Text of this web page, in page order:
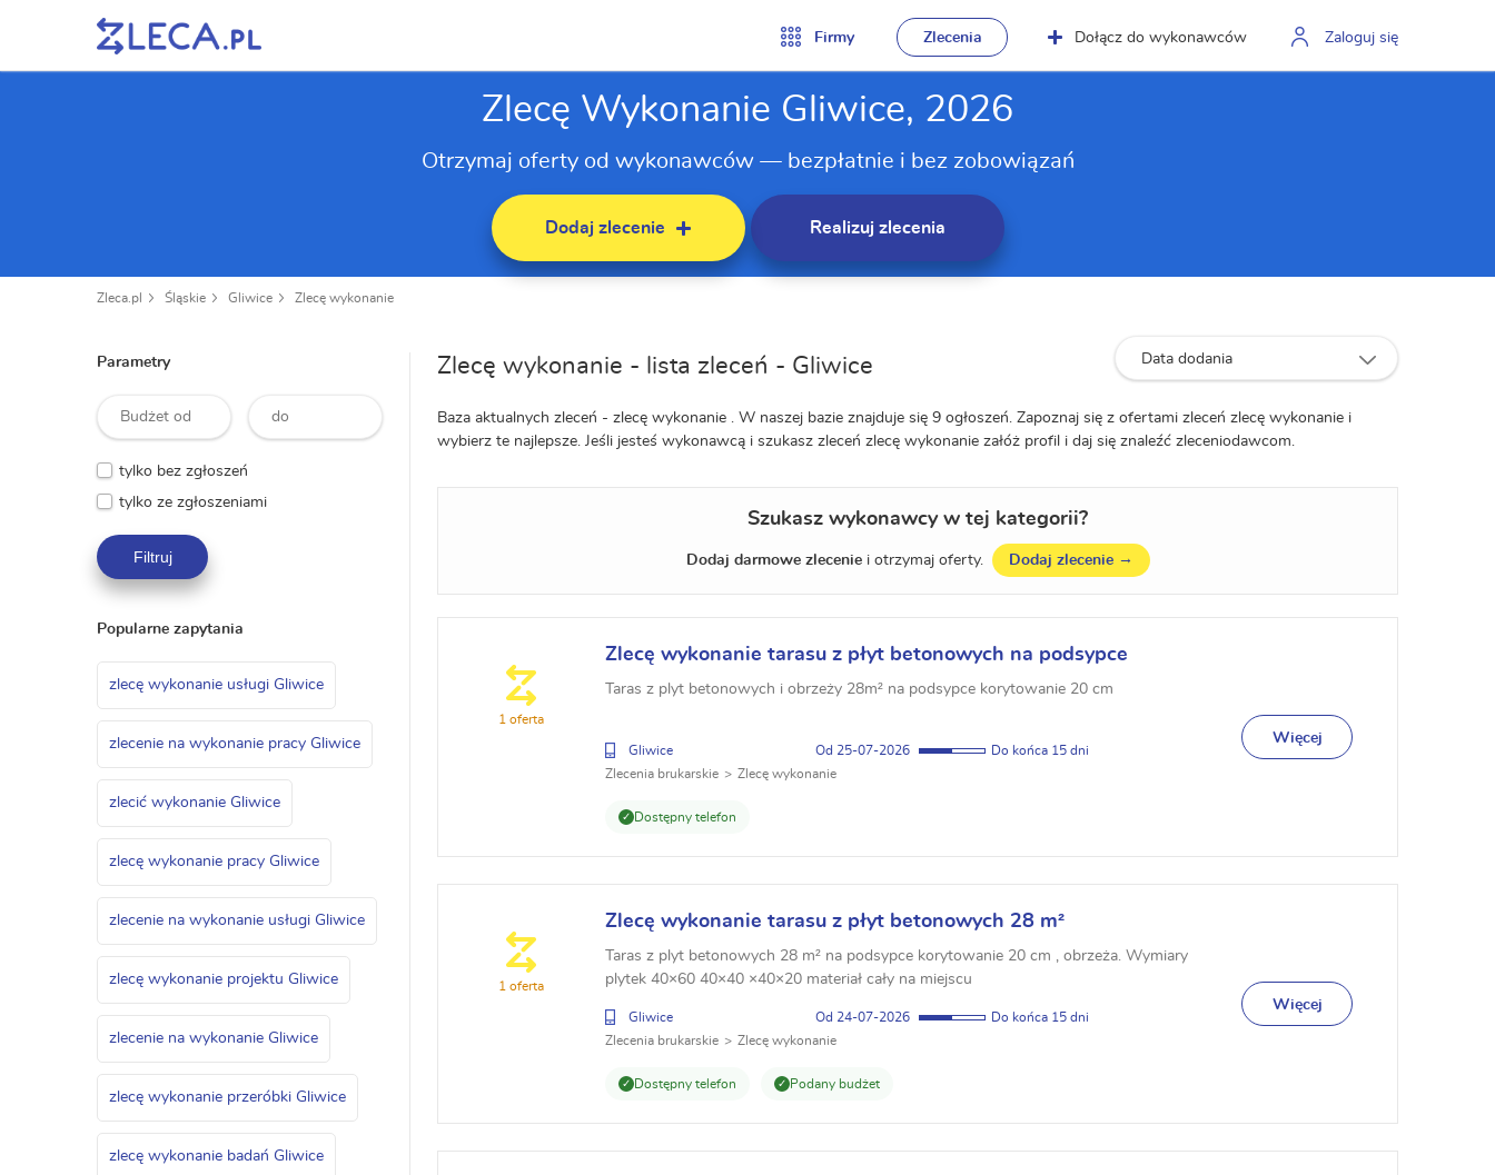
Firmy Zlecenia Dołącz do wykonawców Zaloguj się
Zlecę Wykonanie Gliwice, 2026
Otrzymaj oferty od wykonawców — bezpłatnie i bez zobowiązań
Dodaj zlecenie Realizuj zlecenia
Zleca.pl Śląskie Gliwice Zlecę wykonanie
Data dodania
Zlecę wykonanie - lista zleceń - Gliwice
Baza aktualnych zleceń - zlecę wykonanie . W naszej bazie znajduje się 9 ogłoszeń. Zapoznaj się z ofertami zleceń zlecę wykonanie i
wybierz te najlepsze. Jeśli jesteś wykonawcą i szukasz zleceń zlecę wykonanie załóż profil i daj się znaleźć zleceniodawcom.
Szukasz wykonawcy w tej kategorii?
Dodaj darmowe zleceniei otrzymaj oferty. Dodaj zlecenie →
Zlecę wykonanie tarasu z płyt betonowych na podsypce
Taras z plyt betonowych i obrzeży 28m² na podsypce korytowanie 20 cm
Gliwice 25-07-2026
15
Zlecenia brukarskie
Zlecę wykonanie
Dostępny telefon
1 oferta
Więcej
Zlecę wykonanie tarasu z płyt betonowych 28 m²
Taras z plyt betonowych 28 m² na podsypce korytowanie 20 cm , obrzeża. Wymiary
plytek 40×60 40×40 ×40×20 materiał cały na miejscu
Gliwice 24-07-2026
15
Zlecenia brukarskie
Zlecę wykonanie
Dostępny telefon Podany budżet
1 oferta
Więcej
Parametry
tylko bez zgłoszeń
tylko ze zgłoszeniami
Filtruj
Popularne zapytania
zlecę wykonanie usługi Gliwice
zlecenie na wykonanie pracy Gliwice
zlecić wykonanie Gliwice
zlecę wykonanie pracy Gliwice
zlecenie na wykonanie usługi Gliwice
zlecę wykonanie projektu Gliwice
zlecenie na wykonanie Gliwice
zlecę wykonanie przeróbki Gliwice
zlecę wykonanie badań Gliwice